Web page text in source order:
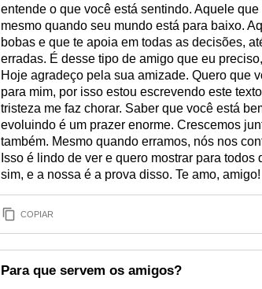
entende o que você está sentindo. Aquele
mesmo quando seu mundo está para baixo.
bobas e que te apoia em todas as decisões,
erradas. É desse tipo de amigo que eu
Hoje agradeço pela sua amizade. Quero que
para mim, por isso estou escrevendo este
tristeza me faz chorar. Saber que você está
evoluindo é um prazer enorme. Crescemos
também. Mesmo quando erramos, nós nos
Isso é lindo de ver e quero mostrar para
sim, e a nossa é a prova disso. Te amo, amigo!
COPIAR
Para que servem os amigos?